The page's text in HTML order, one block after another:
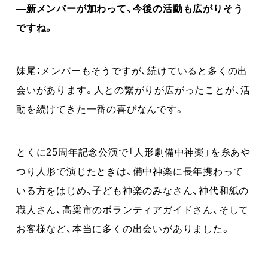
―新メンバーが加わって、今後の活動も広がりそう
ですね。
妹尾：メンバーもそうですが、続けていると多くの出
会いがあります。人との繋がりが広がったことが、活
動を続けてきた一番の喜びなんです。
とくに25周年記念公演で「人形劇備中神楽」を糸あや
つり人形で演じたときは、備中神楽に長年携わって
いる方をはじめ、子ども神楽のみなさん、神代和紙の
職人さん、高梁市のボランティアガイドさん、そして
お客様など、本当に多くの出会いがありました。